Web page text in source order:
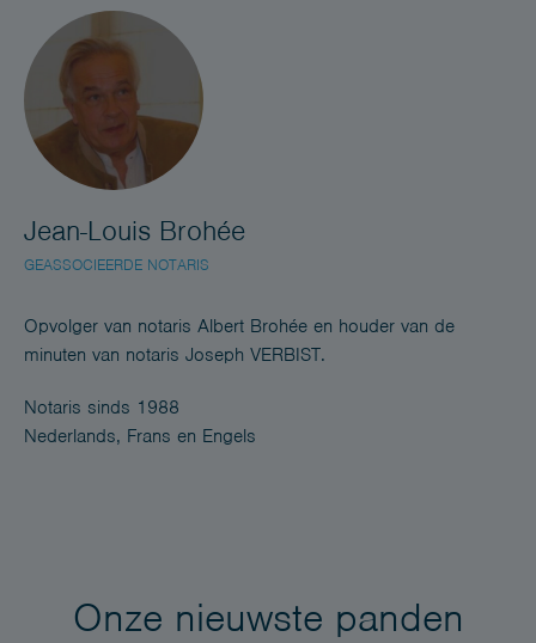
Jean-Louis Brohée
GEASSOCIEERDE NOTARIS
Opvolger van notaris Albert Brohée en houder van de
minuten van notaris Joseph VERBIST.
Notaris sinds 1988
Nederlands, Frans en Engels
Onze nieuwste panden